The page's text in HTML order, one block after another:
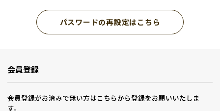
パスワードの再設定はこちら
会員登録
会員登録がお済みで無い方はこちらから登録をお願いいたしま
す。